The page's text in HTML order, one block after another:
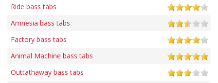
Ride bass tabs
Amnesia bass tabs
Factory bass tabs
Animal Machine bass tabs
Outtathaway bass tabs